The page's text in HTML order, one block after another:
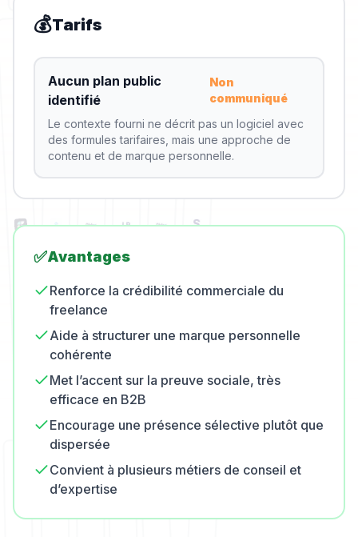
💰Tarifs
Aucun plan public
identifié
Non
communiqué
Le contexte fourni ne décrit pas un logiciel avec
des formules tarifaires, mais une approche de
contenu et de marque personnelle.
✅Avantages
Renforce la crédibilité commerciale du
freelance
Aide à structurer une marque personnelle
cohérente
Met l’accent sur la preuve sociale, très
efficace en B2B
Encourage une présence sélective plutôt que
dispersée
Convient à plusieurs métiers de conseil et
d’expertise